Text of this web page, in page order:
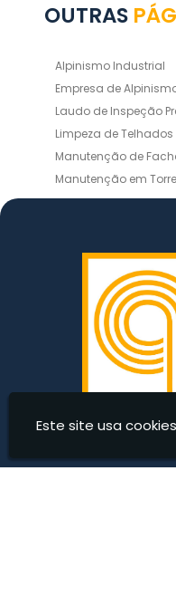
OUTRAS
Alpinismo Industrial
Empresa de
Laudo de Inspeção
Limpeza de Telhados
Manutenção de
Manutenção em
Pintura Industrial de
Este site usa